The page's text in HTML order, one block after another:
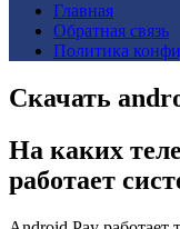
Главная
Обратная связь
Политика
Скачать
На каких
работает